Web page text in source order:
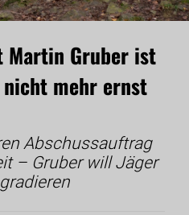
Martin Gruber ist
nicht mehr ernst
Abschussauftrag
– Gruber will Jäger